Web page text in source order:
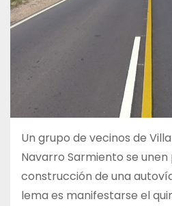
Un grupo de vecinos de
Navarro Sarmiento se unen
construcción de una
lema es manifestarse el